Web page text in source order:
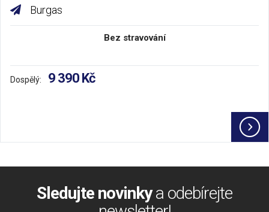
Burgas
Bez stravování
Dospělý: 9 390 Kč
Sledujte novinkya odebírejte